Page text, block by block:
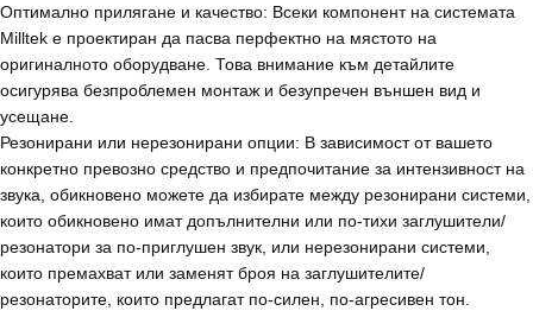
Оптимално прилягане и качество: Всеки компонент на системата
Milltek е проектиран да пасва перфектно на мястото на
оригиналното оборудване. Това внимание към детайлите
осигурява безпроблемен монтаж и безупречен външен вид и
усещане.
Резонирани или нерезонирани опции: В зависимост от вашето
конкретно превозно средство и предпочитание за интензивност на
звука, обикновено можете да избирате между резонирани системи,
които обикновено имат допълнителни или по-тихи заглушители/
резонатори за по-приглушен звук, или нерезонирани системи,
които премахват или заменят броя на заглушителите/
резонаторите, които предлагат по-силен, по-агресивен тон.